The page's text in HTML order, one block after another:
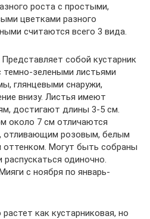
роста с простыми,
цветками разного
считаются всего 3 вида.
Представляет собой кустарник
зелеными листьями
глянцевыми снаружи,
внизу. Листья имеют
достигают длины 3-5 см.
около 7 см отличаются
отливающим розовым, белым
оттенком. Могут быть собраны
одиночно.
с ноября по январь-
как кустарниковая, но